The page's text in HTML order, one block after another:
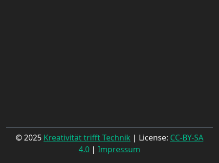
© 2025 Kreativität trifft Technik | License: CC-BY-SA
4.0 | Impressum